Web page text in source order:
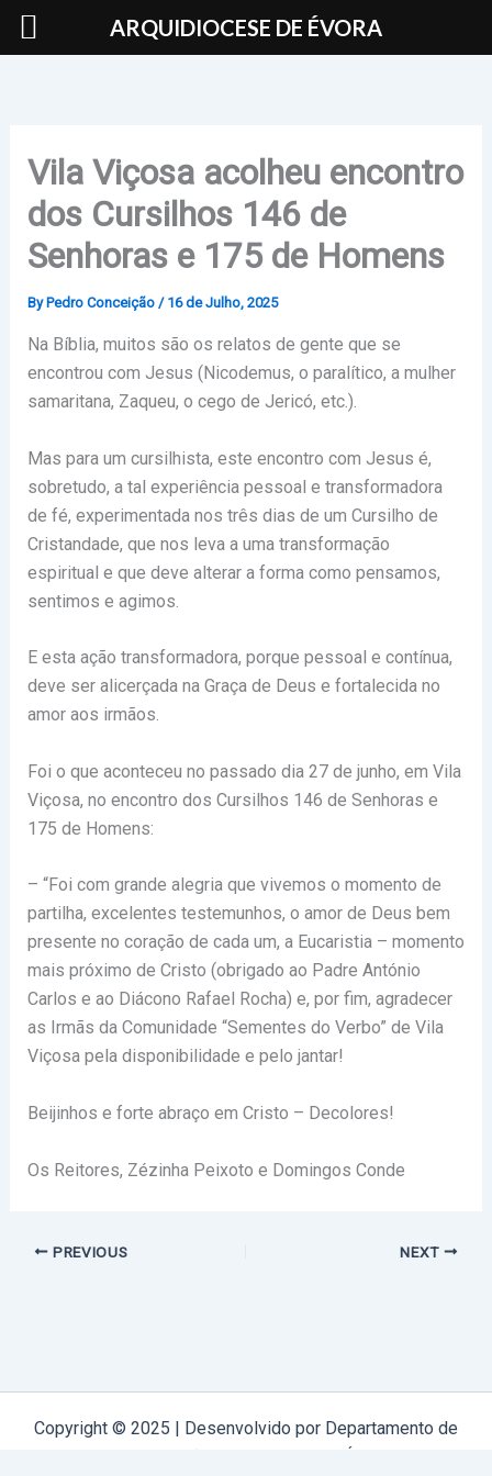
Skip
Vila Viçosa acolheu encontro
dos Cursilhos 146 de
Senhoras e 175 de Homens
By Pedro Conceição / 16 de Julho, 2025
Na Bíblia, muitos são os relatos de gente que se
encontrou com Jesus (Nicodemus, o paralítico, a mulher
samaritana, Zaqueu, o cego de Jericó, etc.).
Mas para um cursilhista, este encontro com Jesus é,
sobretudo, a tal experiência pessoal e transformadora
de fé, experimentada nos três dias de um Cursilho de
Cristandade, que nos leva a uma transformação
espiritual e que deve alterar a forma como pensamos,
sentimos e agimos.
E esta ação transformadora, porque pessoal e contínua,
deve ser alicerçada na Graça de Deus e fortalecida no
amor aos irmãos.
Foi o que aconteceu no passado dia 27 de junho, em Vila
Viçosa, no encontro dos Cursilhos 146 de Senhoras e
175 de Homens:
– “Foi com grande alegria que vivemos o momento de
partilha, excelentes testemunhos, o amor de Deus bem
presente no coração de cada um, a Eucaristia – momento
mais próximo de Cristo (obrigado ao Padre António
Carlos e ao Diácono Rafael Rocha) e, por fim, agradecer
as Irmãs da Comunidade “Sementes do Verbo” de Vila
Viçosa pela disponibilidade e pelo jantar!
Beijinhos e forte abraço em Cristo – Decolores!
Os Reitores, Zézinha Peixoto e Domingos Conde
PREVIOUS NEXT
Copyright © 2025 | Desenvolvido por Departamento de
ARQUIDIOCESE DE ÉVORA